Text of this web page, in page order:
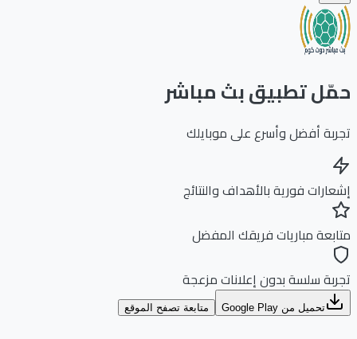
تطبيق بث مباشر
أفضل وأسرع على موبايلك
فورية بالأهداف والنتائج
مباريات فريقك المفضل
سلسة بدون إعلانات مزعجة
تحميل من Google Play متابعة تصفح الموقع